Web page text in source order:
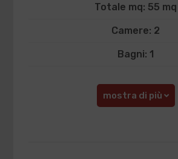
Totale mq: 55 mq
Camere: 2
Bagni: 1
mostra di più